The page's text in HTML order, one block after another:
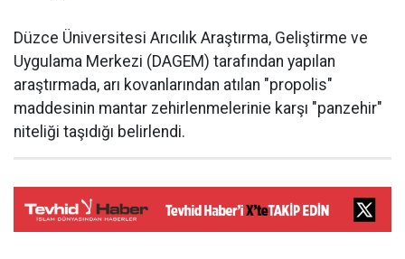
Düzce Üniversitesi Arıcılık Araştırma, Geliştirme ve
Uygulama Merkezi (DAGEM) tarafından yapılan
araştırmada, arı kovanlarından atılan "propolis"
maddesinin mantar zehirlenmelerinie karşı "panzehir"
niteliği taşıdığı belirlendi.